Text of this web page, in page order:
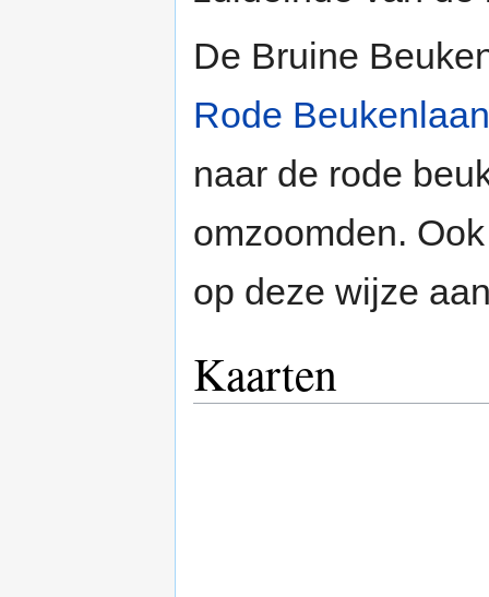
De Bruine
Rode Beukenlaan
naar de rode
omzoomden.
op deze wijze
Kaarten